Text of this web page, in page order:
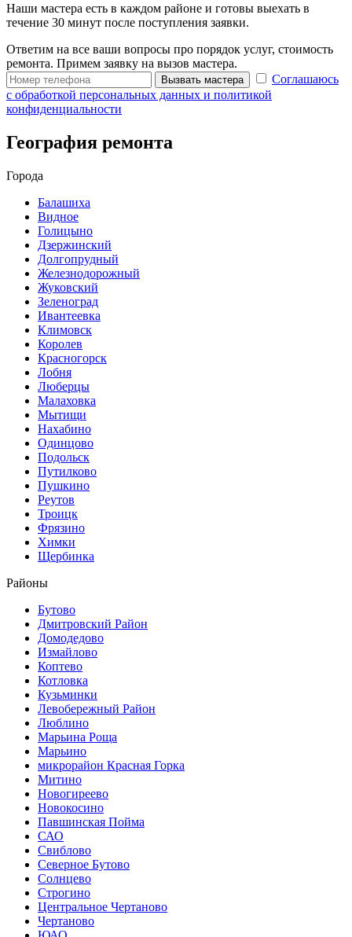
Наши мастера есть в каждом районе и готовы выехать в
течение 30 минут после поступления заявки.
Ответим на все ваши вопросы про порядок услуг, стоимость
ремонта. Примем заявку на вызов мастера.
Вызвать мастера
Соглашаюсь
с обработкой персональных данных и политикой
конфиденциальности
География ремонта
Города
Балашиха
Видное
Голицыно
Дзержинский
Долгопрудный
Железнодорожный
Жуковский
Зеленоград
Ивантеевка
Климовск
Королев
Красногорск
Лобня
Люберцы
Малаховка
Мытищи
Нахабино
Одинцово
Подольск
Путилково
Пушкино
Реутов
Троицк
Фрязино
Химки
Щербинка
Районы
Бутово
Дмитровский Район
Домодедово
Измайлово
Коптево
Котловка
Кузьминки
Левобережный Район
Люблино
Марьина Роща
Марьино
микрорайон Красная Горка
Митино
Новогиреево
Новокосино
Павшинская Пойма
САО
Свиблово
Северное Бутово
Солнцево
Строгино
Центральное Чертаново
Чертаново